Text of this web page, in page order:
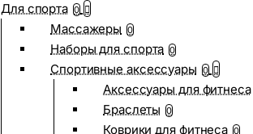
Для спорта 0
Массажеры 0
Наборы для спорта 0
Спортивные аксессуары 0
Аксессуары для фитнеса
Браслеты 0
Коврики для фитнеса 0